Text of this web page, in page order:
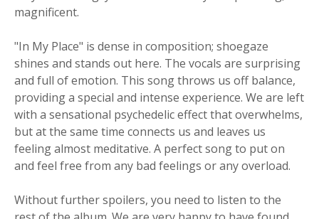
magnificent.
"In My Place" is dense in composition; shoegaze
shines and stands out here. The vocals are surprising
and full of emotion. This song throws us off balance,
providing a special and intense experience. We are left
with a sensational psychedelic effect that overwhelms,
but at the same time connects us and leaves us
feeling almost meditative. A perfect song to put on
and feel free from any bad feelings or any overload.
Without further spoilers, you need to listen to the